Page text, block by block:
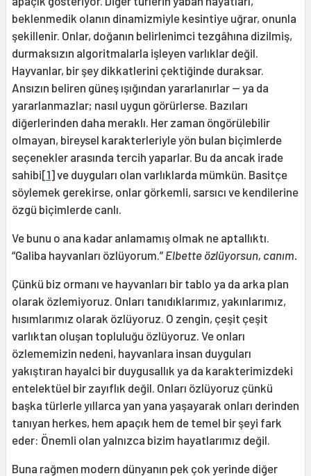
beklenmedik olanın dinamizmiyle kesintiye uğrar, onunla
şekillenir. Onlar, doğanın belirlenimci tezgâhına dizilmiş,
durmaksızın algoritmalarla işleyen varlıklar değil.
Hayvanlar, bir şey dikkatlerini çektiğinde duraksar.
Ansızın beliren güneş ışığından yararlanırlar — ya da
yararlanmazlar; nasıl uygun görürlerse. Bazıları
diğerlerinden daha meraklı. Her zaman öngörülebilir
olmayan, bireysel karakterleriyle yön bulan biçimlerde
seçenekler arasında tercih yaparlar. Bu da ancak irade
sahibi[1]ve duyguları olan varlıklarda mümkün. Basitçe
söylemek gerekirse, onlar görkemli, sarsıcı ve kendilerine
özgü biçimlerde canlı.
Ve bunu o ana kadar anlamamış olmak ne aptallıktı.
“Galiba hayvanları özlüyorum.” Elbette özlüyorsun, canım.
Çünkü biz ormanı ve hayvanları bir tablo ya da arka plan
olarak özlemiyoruz. Onları tanıdıklarımız, yakınlarımız,
hısımlarımız olarak özlüyoruz. O zengin, çeşit çeşit
varlıktan oluşan topluluğu özlüyoruz. Ve onları
özlememizin nedeni, hayvanlara insan duyguları
yakıştıran hayalci bir duygusallık ya da karakterimizdeki
entelektüel bir zayıflık değil. Onları özlüyoruz çünkü
başka türlerle yıllarca yan yana yaşayarak onları derinden
tanıyan herkes, hem apaçık hem de temel bir şeyi fark
eder: Önemli olan yalnızca bizim hayatlarımız değil.
Buna rağmen modern dünyanın pek çok yerinde diğer